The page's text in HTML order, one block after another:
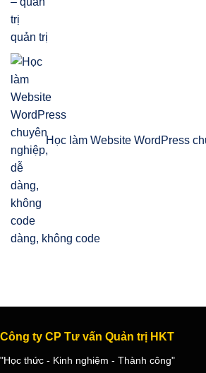
quản trị
Học làm Website WordPress
dàng, không code
Công ty CP Tư vấn Quản trị HKT
"Học thức - Kinh nghiệm - Thành công"